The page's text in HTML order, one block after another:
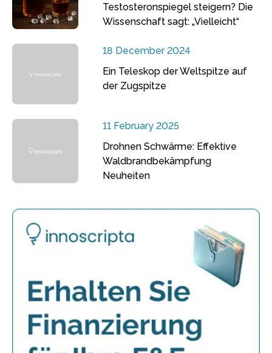
Testosteronspiegel steigern? Die
Wissenschaft sagt: „Vielleicht“
18 December 2024
Ein Teleskop der Weltspitze auf
der Zugspitze
11 February 2025
Drohnen Schwärme: Effektive
Waldbrandbekämpfung
Neuheiten